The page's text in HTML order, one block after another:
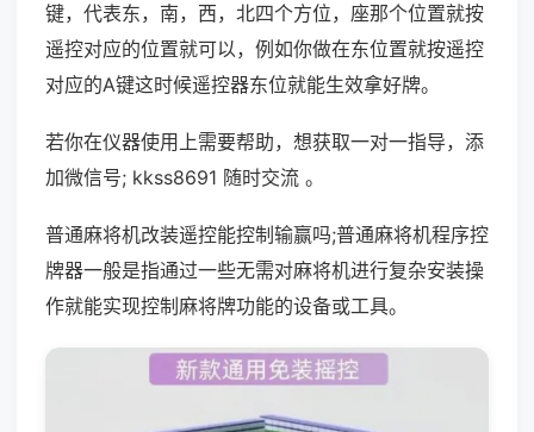
键，代表东，南，西，北四个方位，座那个位置就按
遥控对应的位置就可以，例如你做在东位置就按遥控
对应的A键这时候遥控器东位就能生效拿好牌。
若你在仪器使用上需要帮助，想获取一对一指导，添
加微信号; kkss8691 随时交流 。
普通麻将机改装遥控能控制输赢吗;普通麻将机程序控
牌器一般是指通过一些无需对麻将机进行复杂安装操
作就能实现控制麻将牌功能的设备或工具。